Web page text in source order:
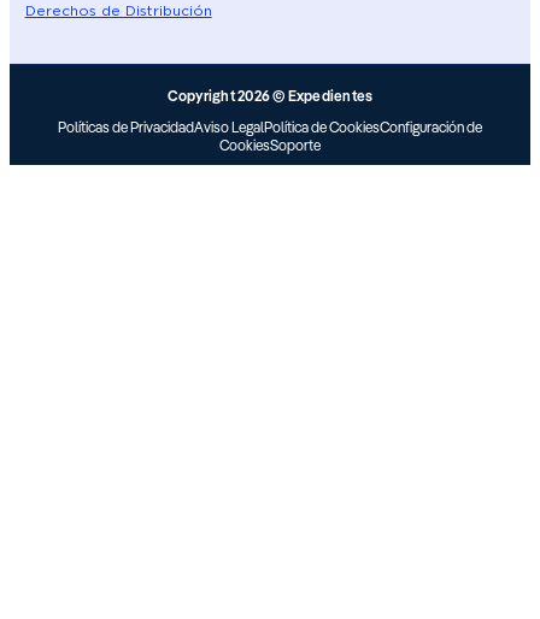
Derechos de Distribución
Copyright 2026 © Expedientes
Políticas de PrivacidadAviso LegalPolítica de CookiesConfiguración de
CookiesSoporte